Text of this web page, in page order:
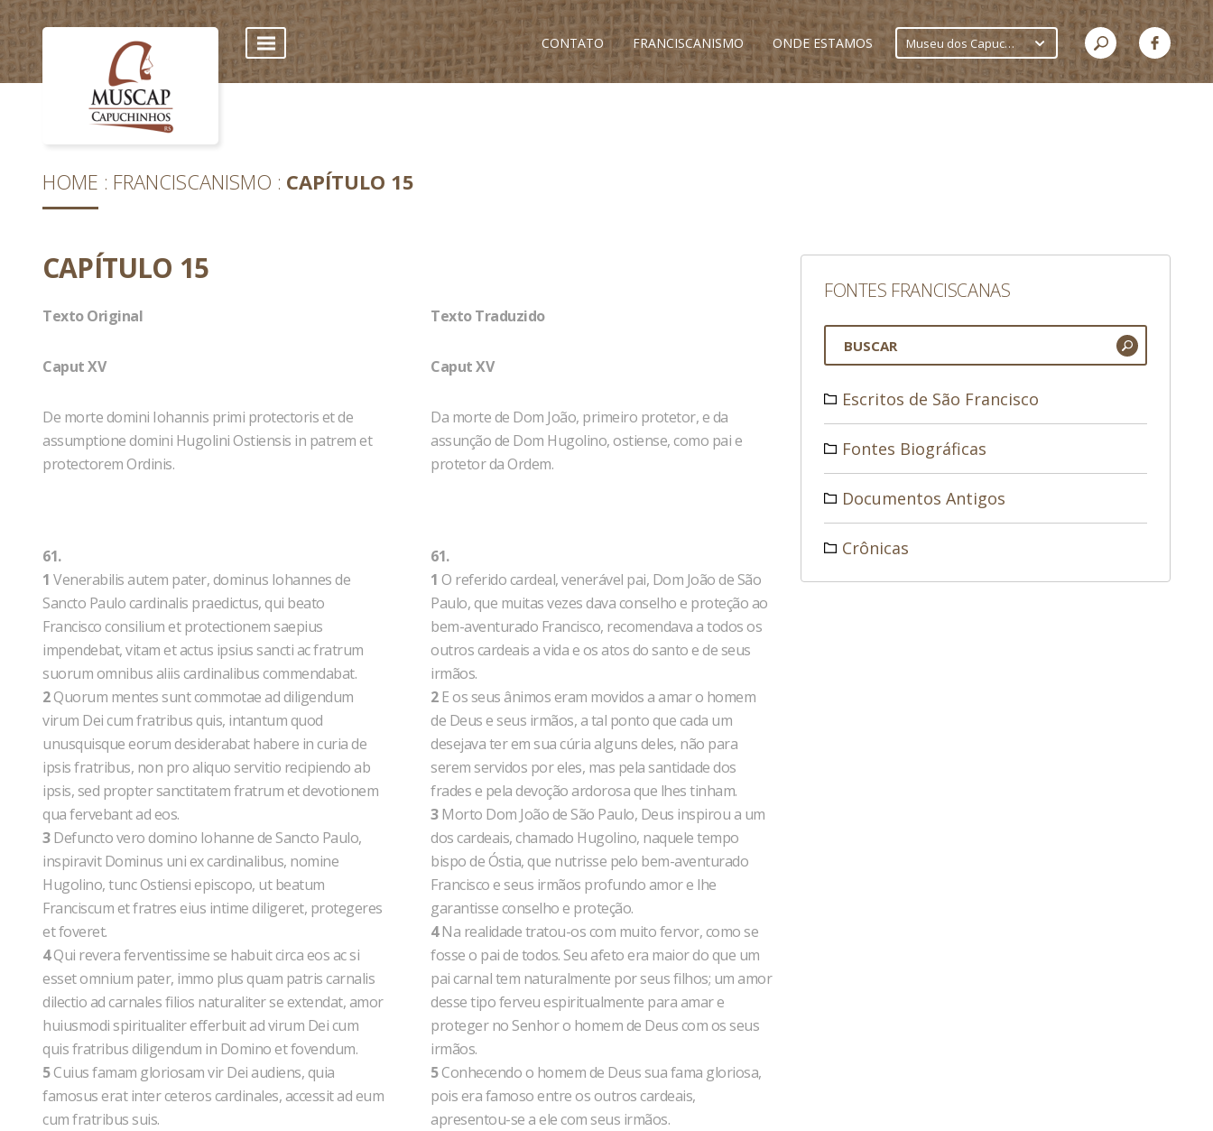
CONTATO FRANCISCANISMO ONDE ESTAMOS Museu dos Capuchinhos
HOME FRANCISCANISMO CAPÍTULO 15
CAPÍTULO 15
Texto Original
Caput XV
De morte domini Iohannis primi protectoris et de
assumptione domini Hugolini Ostiensis in patrem et
protectorem Ordinis.
61.
1 Venerabilis autem pater, dominus Iohannes de
Sancto Paulo cardinalis praedictus, qui beato
Francisco consilium et protectionem saepius
impendebat, vitam et actus ipsius sancti ac fratrum
suorum omnibus aliis cardinalibus commendabat.
2Quorum mentes sunt commotae ad diligendum
virum Dei cum fratribus quis, intantum quod
unusquisque eorum desiderabat habere in curia de
ipsis fratribus, non pro aliquo servitio recipiendo ab
ipsis, sed propter sanctitatem fratrum et devotionem
qua fervebant ad eos.
3Defuncto vero domino Iohanne de Sancto Paulo,
inspiravit Dominus uni ex cardinalibus, nomine
Hugolino, tunc Ostiensi episcopo, ut beatum
Franciscum et fratres eius intime diligeret, protegeres
et foveret.
4Qui revera ferventissime se habuit circa eos ac si
esset omnium pater, immo plus quam patris carnalis
dilectio ad carnales filios naturaliter se extendat, amor
huiusmodi spiritualiter efferbuit ad virum Dei cum
quis fratribus diligendum in Domino et fovendum.
5Cuius famam gloriosam vir Dei audiens, quia
famosus erat inter ceteros cardinales, accessit ad eum
cum fratribus suis.
Texto Traduzido
Caput XV
Da morte de Dom João, primeiro protetor, e da
assunção de Dom Hugolino, ostiense, como pai e
protetor da Ordem.
61.
1 O referido cardeal, venerável pai, Dom João de São
Paulo, que muitas vezes dava conselho e proteção ao
bem-aventurado Francisco, recomendava a todos os
outros cardeais a vida e os atos do santo e de seus
irmãos.
2E os seus ânimos eram movidos a amar o homem
de Deus e seus irmãos, a tal ponto que cada um
desejava ter em sua cúria alguns deles, não para
serem servidos por eles, mas pela santidade dos
frades e pela devoção ardorosa que lhes tinham.
3Morto Dom João de São Paulo, Deus inspirou a um
dos cardeais, chamado Hugolino, naquele tempo
bispo de Óstia, que nutrisse pelo bem-aventurado
Francisco e seus irmãos profundo amor e lhe
garantisse conselho e proteção.
4Na realidade tratou-os com muito fervor, como se
fosse o pai de todos. Seu afeto era maior do que um
pai carnal tem naturalmente por seus filhos; um amor
desse tipo ferveu espiritualmente para amar e
proteger no Senhor o homem de Deus com os seus
irmãos.
5Conhecendo o homem de Deus sua fama gloriosa,
pois era famoso entre os outros cardeais,
apresentou-se a ele com seus irmãos.
FONTES FRANCISCANAS
Escritos de São Francisco
Fontes Biográficas
Documentos Antigos
Crônicas